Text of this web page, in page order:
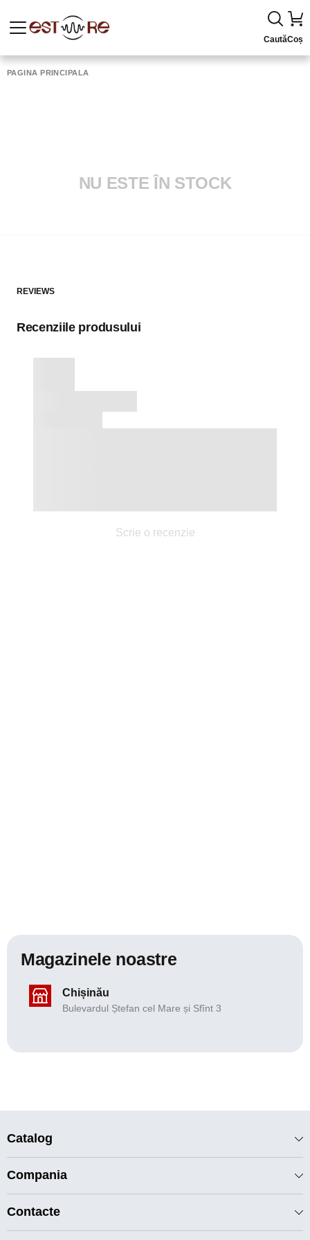
CautăCoș
PAGINA PRINCIPALĂ
NU ESTE ÎN STOCK
REVIEWS
Recenziile produsului
Scrie o recenzie
Magazinele noastre
Chișinău
Bulevardul Ștefan cel Mare și Sfînt 3
Catalog
Compania
Contacte